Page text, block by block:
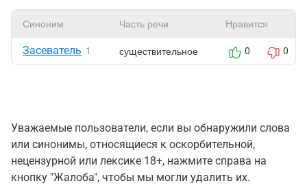
Синоним Часть речи Нравится
Засеватель 1 существительное 0 0
Уважаемые пользователи, если вы обнаружили слова
или синонимы, относящиеся к оскорбительной,
нецензурной или лексике 18+, нажмите справа на
кнопку "Жалоба", чтобы мы могли удалить их.